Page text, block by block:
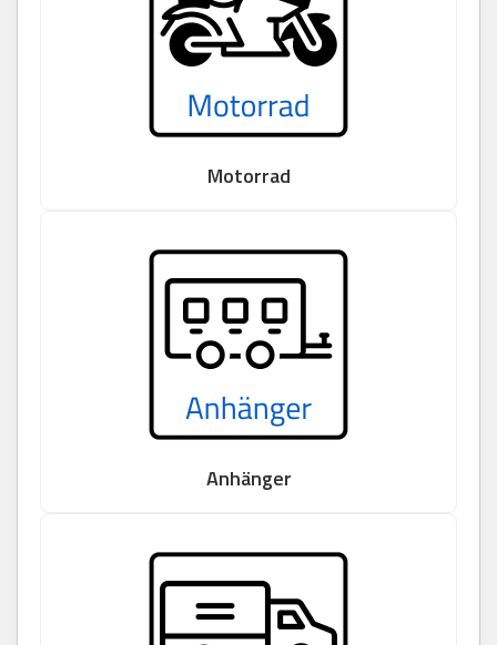
Motorrad
Anhänger